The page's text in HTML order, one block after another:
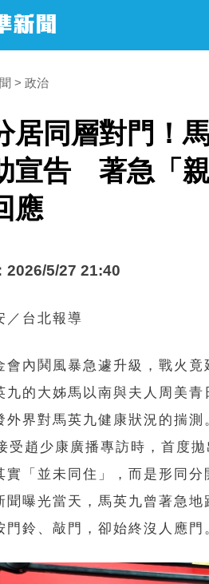
政治
居同層對門！
宣告 著急「
應
2026/5/27 21:40
／台北報導
會內鬨風暴急遽升級，戰火竟
九的大姊馬以南與夫人周美
外界對馬英九健康狀況的揣
受趙少康廣播專訪時，首度
實「並未同住」，而是形同
聞曝光當天，馬英九曾著急
門鈴、敲門，卻始終沒人應門